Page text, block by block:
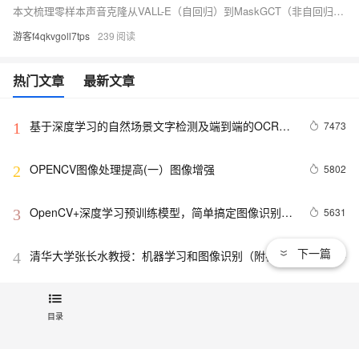
目录
本文梳理零样本声音克隆从VALL-E（自回归）到MaskGCT（非自回归掩码生成）的技术演进，聚焦视频翻译配音这一高要求场景：需兼顾多角色一致性、跨语种音色保真、副语言细节（笑/叹气/情绪）、时间轴对齐与批量稳定性。工程落地重于单句demo，核心在于长视频中“像角色说话”，而非仅“读准文本”。
游客f4qkvgoll7tps 239
热门文章 最新文章
1
基于深度学习的自然场景文字检测及端到端的OCR中
7473
2 OPENCV图像处理提高(一）图像增强 5802
3 OpenCV+深度学习预训练模型，简单搞定图像识别 |
5631
4 清华大学张长水教授：机器学习和图像识别（附视
3384
【阿里云MVP Meetup 第四期】产业中的“图像识别”
分享与探索，干货来袭！
下一篇